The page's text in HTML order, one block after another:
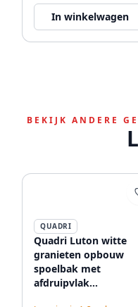
In winkelwagen
BEKIJK ANDERE
QUADRI
Quadri Luton witte
granieten opbouw
spoelbak met
afdruipvlak